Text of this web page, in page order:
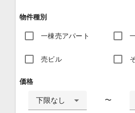
物件種別
一棟売アパート
売ビル
価格
下限なし 〜